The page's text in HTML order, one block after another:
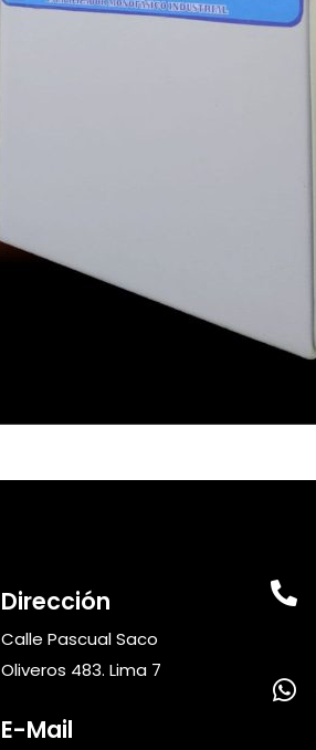
Dirección
Calle Pascual Saco
Oliveros 483. Lima 7
E-Mail